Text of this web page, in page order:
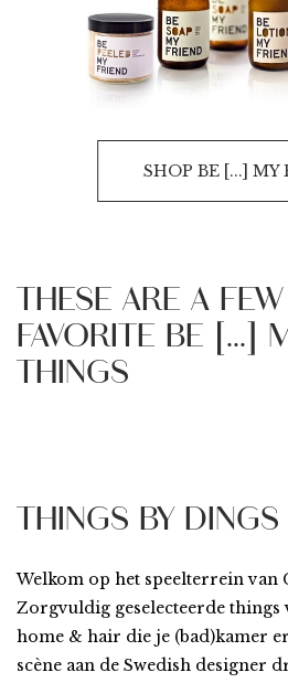
SHOP BE [...] MY
THESE ARE A
FAVORITE BE [...]
THINGS
THINGS BY DINGS
Welkom op het speelterrein van
Zorgvuldig geselecteerde things
home & hair die je (bad)kamer
scène aan de Swedish designer